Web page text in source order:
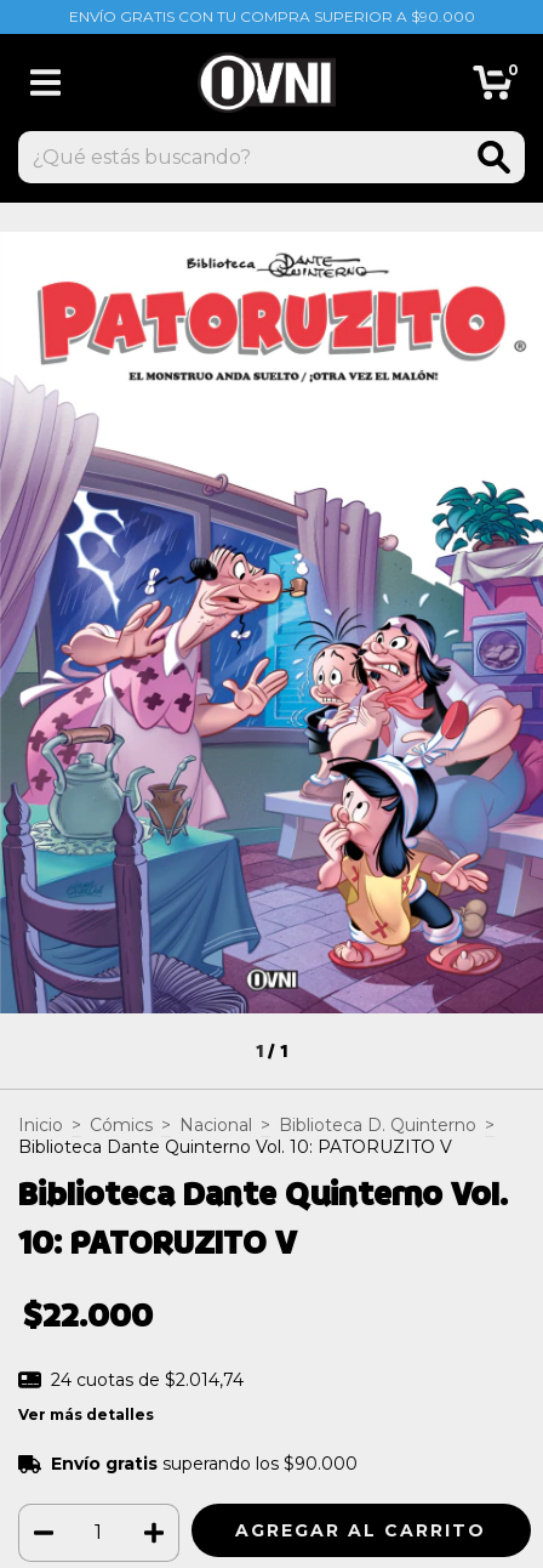
ENVÍO GRATIS CON TU COMPRA SUPERIOR A $90.000
0
1/1
Inicio > Cómics > Nacional > Biblioteca D. Quinterno >
Biblioteca Dante Quinterno Vol. 10: PATORUZITO V
Biblioteca Dante Quinterno Vol.
10: PATORUZITO V
$22.000
24 cuotas de $2.014,74
Ver más detalles
Envío gratis superando los $90.000